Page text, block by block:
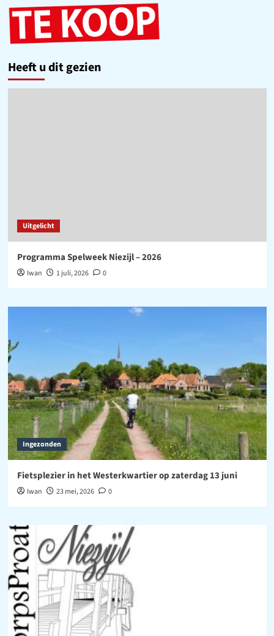
Heeft u dit gezien
Uitgelicht
Programma Spelweek Niezijl – 2026
Iwan 1 juli, 2026 0
Ingezonden
Fietsplezier in het Westerkwartier op zaterdag 13 juni
Iwan 23 mei, 2026 0